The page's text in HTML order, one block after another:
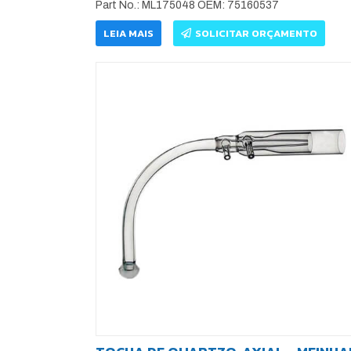
Part No.: ML175048 OEM: 75160537
LEIA MAIS SOLICITAR ORÇAMENTO